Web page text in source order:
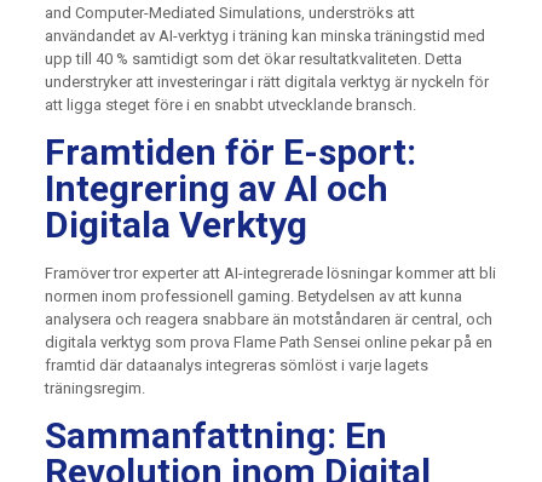
and Computer-Mediated Simulations, underströks att
användandet av AI-verktyg i träning kan minska träningstid med
upp till 40 % samtidigt som det ökar resultatkvaliteten. Detta
understryker att investeringar i rätt digitala verktyg är nyckeln för
att ligga steget före i en snabbt utvecklande bransch.
Framtiden för E-sport:
Integrering av AI och
Digitala Verktyg
Framöver tror experter att AI-integrerade lösningar kommer att bli
normen inom professionell gaming. Betydelsen av att kunna
analysera och reagera snabbare än motståndaren är central, och
digitala verktyg som prova Flame Path Sensei online pekar på en
framtid där dataanalys integreras sömlöst i varje lagets
träningsregim.
Sammanfattning: En
Revolution inom Digital